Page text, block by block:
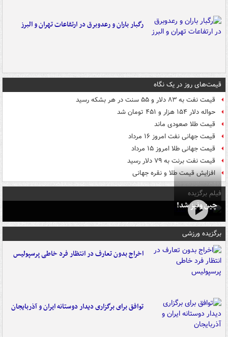
رگبار باران و رعدوبرق در ارتفاعات تهران و البرز
قیمت‌های روز در یک نگاه
قیمت نفت به ۸۳ دلار و ۵۵ سنت در هر بشکه رسید
حواله دلار ۱۵۴ هزار و ۴۵۱ تومان شد
قیمت طلا صعودی ماند
قیمت جهانی نفت امروز ۱۶ مرداد
قیمت جهانی طلا امروز ۱۵ مرداد
قیمت نفت برنت به ۷۹ دلار رسید
افزایش قیمت طلا و نقره جهانی
فیلم برگزیده
چین ونیز شد!
برگزیده ورزشی
اخراج بدون تعارف در انتظار فرد خاطی پرسپولیس
توافق برای برگزاری دیدار دوستانه ایران و آذربایجان